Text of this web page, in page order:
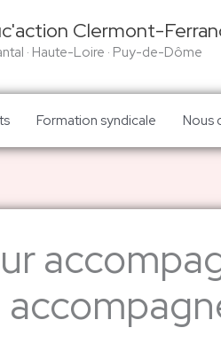
Clermont-
· Haute-Loire · Puy-de-Dôme
Formation syndicale Nous